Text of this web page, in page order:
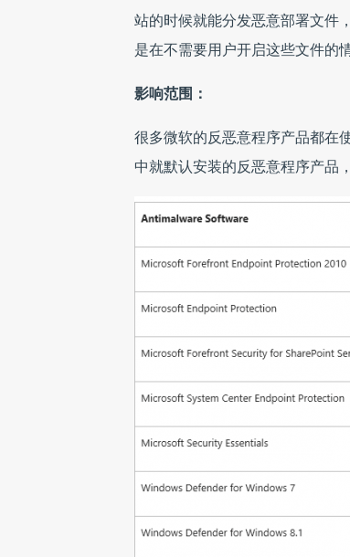
站的时候就能分发恶意部署文
是在不需要用户开启这些文件的
影响范围：
很多微软的反恶意程序产品都在
中就默认安装的反恶意程序产品